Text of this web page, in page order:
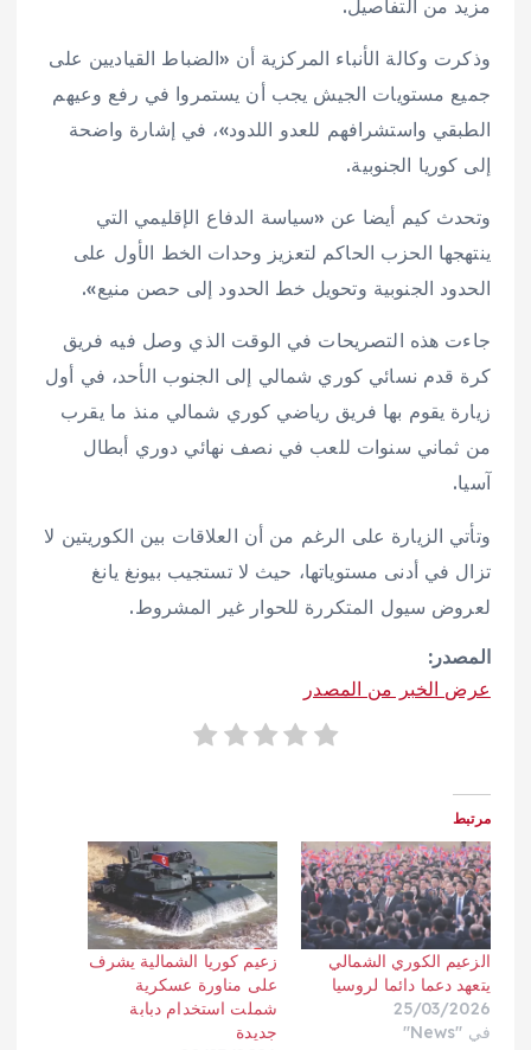
مزيد من التفاصيل.
وذكرت وكالة الأنباء المركزية أن «الضباط القياديين على
جميع مستويات الجيش يجب أن يستمروا في رفع وعيهم
الطبقي واستشرافهم للعدو اللدود»، في إشارة واضحة
إلى كوريا الجنوبية.
وتحدث كيم أيضا عن «سياسة الدفاع الإقليمي التي
ينتهجها الحزب الحاكم لتعزيز وحدات الخط الأول على
الحدود الجنوبية وتحويل خط الحدود إلى حصن منيع».
جاءت هذه التصريحات في الوقت الذي وصل فيه فريق
كرة قدم نسائي كوري شمالي إلى الجنوب الأحد، في أول
زيارة يقوم بها فريق رياضي كوري شمالي منذ ما يقرب
من ثماني سنوات للعب في نصف نهائي دوري أبطال
آسيا.
وتأتي الزيارة على الرغم من أن العلاقات بين الكوريتين لا
تزال في أدنى مستوياتها، حيث لا تستجيب بيونغ يانغ
لعروض سيول المتكررة للحوار غير المشروط.
المصدر:
عرض الخبر من المصدر
مرتبط
الزعيم الكوري الشمالي
يتعهد دعما دائما لروسيا
25/03/2026
في "News"
زعيم كوريا الشمالية يشرف
على مناورة عسكرية
شملت استخدام دبابة
جديدة